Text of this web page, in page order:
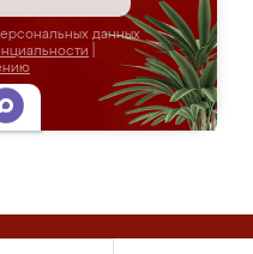
данных